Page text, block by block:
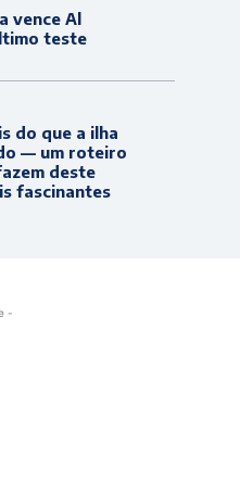
vence Al
teste
do que a ilha
— um roteiro
deste
fascinantes
-